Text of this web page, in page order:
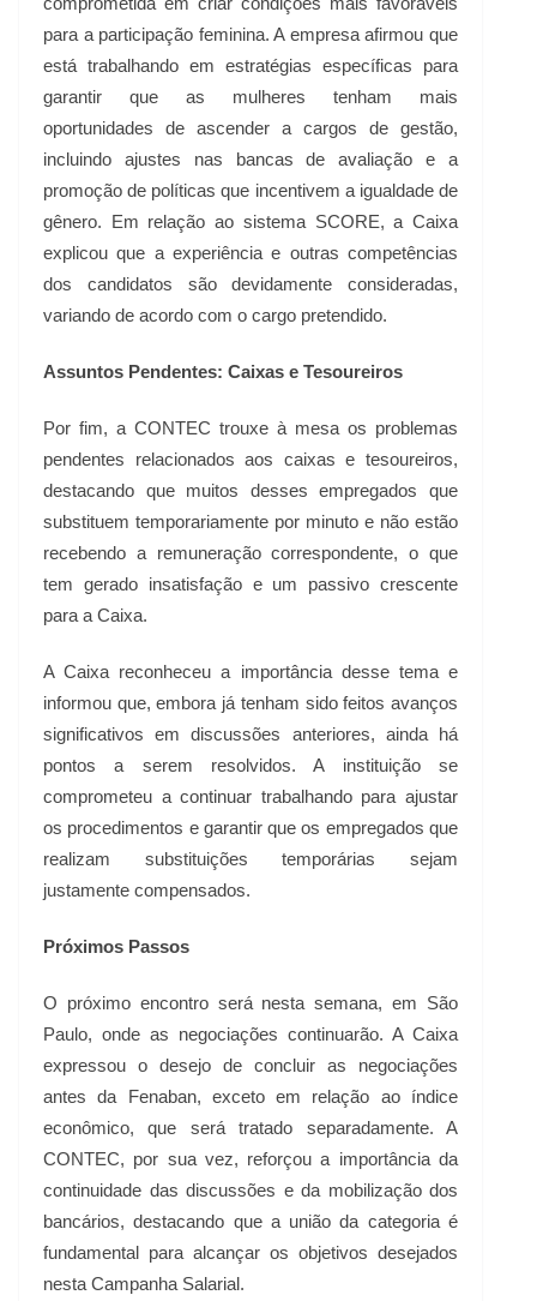
para a participação feminina. A empresa afirmou que
está trabalhando em estratégias específicas para
garantir que as mulheres tenham mais
oportunidades de ascender a cargos de gestão,
incluindo ajustes nas bancas de avaliação e a
promoção de políticas que incentivem a igualdade de
gênero. Em relação ao sistema SCORE, a Caixa
explicou que a experiência e outras competências
dos candidatos são devidamente consideradas,
variando de acordo com o cargo pretendido.
Assuntos Pendentes: Caixas e Tesoureiros
Por fim, a CONTEC trouxe à mesa os problemas
pendentes relacionados aos caixas e tesoureiros,
destacando que muitos desses empregados que
substituem temporariamente por minuto e não estão
recebendo a remuneração correspondente, o que
tem gerado insatisfação e um passivo crescente
para a Caixa.
A Caixa reconheceu a importância desse tema e
informou que, embora já tenham sido feitos avanços
significativos em discussões anteriores, ainda há
pontos a serem resolvidos. A instituição se
comprometeu a continuar trabalhando para ajustar
os procedimentos e garantir que os empregados que
realizam substituições temporárias sejam
justamente compensados.
Próximos Passos
O próximo encontro será nesta semana, em São
Paulo, onde as negociações continuarão. A Caixa
expressou o desejo de concluir as negociações
antes da Fenaban, exceto em relação ao índice
econômico, que será tratado separadamente. A
CONTEC, por sua vez, reforçou a importância da
continuidade das discussões e da mobilização dos
bancários, destacando que a união da categoria é
fundamental para alcançar os objetivos desejados
nesta Campanha Salarial.